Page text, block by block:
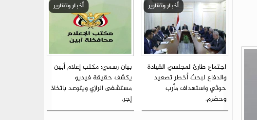
أخبار وتقارير
اجتماع طارئ لمجلسي القيادة
والدفاع لبحث أخطر تصعيد
حوثي واستهداف مأرب
وحضرم.
أخبار وتقارير
بيان رسمي: مكتب إعلام أبين
يكشف حقيقة فيديو
مستشفى الرازي ويتوعد باتخاذ
إجر.